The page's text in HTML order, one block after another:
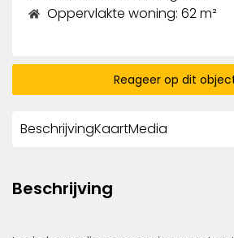
Oppervlakte woning: 62 m²
Reageer op dit
BeschrijvingKaartMedia
Beschrijving